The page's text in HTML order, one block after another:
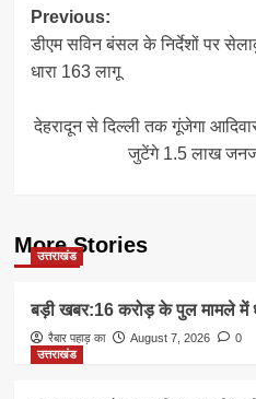
Post
navigation
Previous:
डीएम सविन बंसल के निर्देशों पर
धारा 163 लागू
देहरादून से दिल्ली तक गूंजेगा
जुटेंगे 1.5 लाख
More Stories
उत्तराखंड
बड़ी खबर:16 करोड़ के पुल मामले में
रैबार पहाड़ का August 7, 2026
0
उत्तराखंड